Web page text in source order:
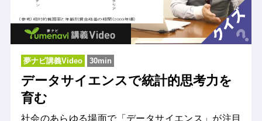
夢ナビ講義Video 30min
データサイエンスで統計的思考力を
育む
社会のあらゆる場面で「データサイエンス」が注目